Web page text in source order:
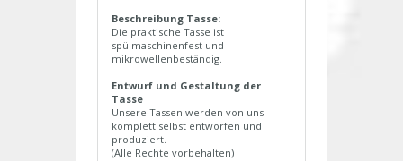
Beschreibung Tasse:
Die praktische Tasse ist
spülmaschinenfest und
mikrowellenbeständig.
Entwurf und Gestaltung der
Tasse
Unsere Tassen werden von uns
komplett selbst entworfen und
produziert.
(Alle Rechte vorbehalten)